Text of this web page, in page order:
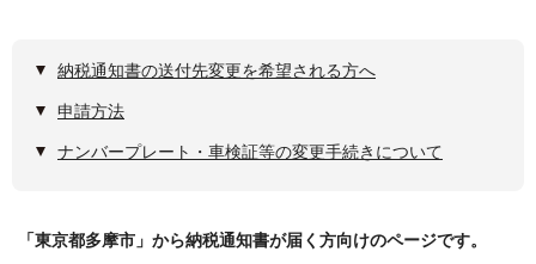
納税通知書の送付先変更を希望される方へ
申請方法
ナンバープレート・車検証等の変更手続きについて
「東京都多摩市」から納税通知書が届く方向けのページです。